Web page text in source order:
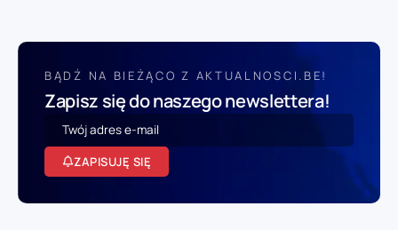
BĄDŹ NA BIEŻĄCO Z AKTUALNOSCI.BE!
Zapisz się do naszego newslettera!
ZAPISUJĘ SIĘ